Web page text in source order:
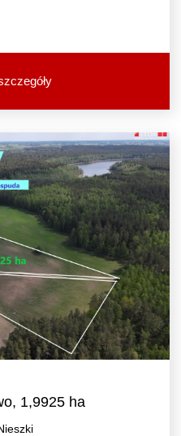
1,9925 ha